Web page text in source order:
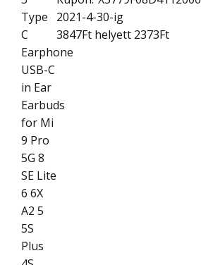
2021-4-30-ig
3847Ft helyett 2373Ft